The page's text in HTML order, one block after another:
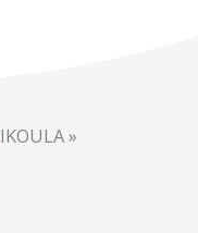
IKOULA »